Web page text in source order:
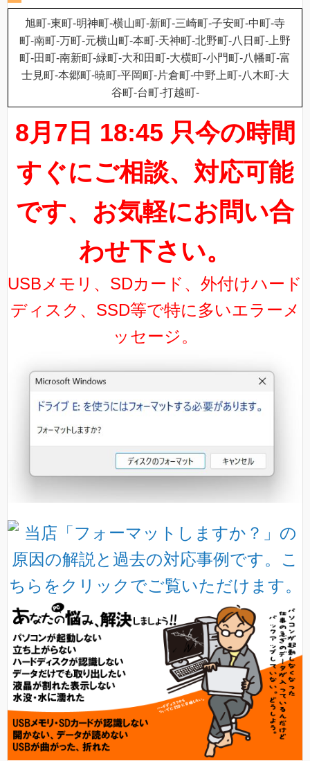
旭町-東町-明神町-横山町-新町-三崎町-子安町-中町-寺
町-南町-万町-元横山町-本町-天神町-北野町-八日町-上野
町-田町-南新町-緑町-大和田町-大横町-小門町-八幡町-富
士見町-本郷町-暁町-平岡町-片倉町-中野上町-八木町-大
谷町-台町-打越町-
8月7日 18:45 只今の時間
すぐにご相談、対応可能
です、お気軽にお問い合
わせ下さい。
USBメモリ、SDカード、外付けハード
ディスク、SSD等で特に多いエラーメ
ッセージ。